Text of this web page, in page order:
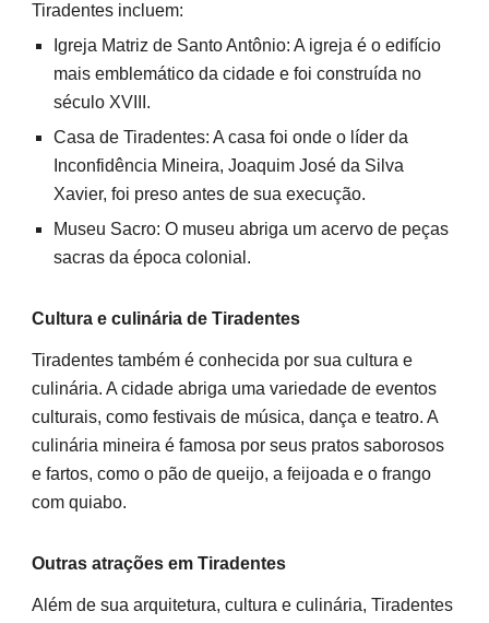
Tiradentes incluem:
Igreja Matriz de Santo Antônio: A igreja é o edifício
mais emblemático da cidade e foi construída no
século XVIII.
Casa de Tiradentes: A casa foi onde o líder da
Inconfidência Mineira, Joaquim José da Silva
Xavier, foi preso antes de sua execução.
Museu Sacro: O museu abriga um acervo de peças
sacras da época colonial.
Cultura e culinária de Tiradentes
Tiradentes também é conhecida por sua cultura e
culinária. A cidade abriga uma variedade de eventos
culturais, como festivais de música, dança e teatro. A
culinária mineira é famosa por seus pratos saborosos
e fartos, como o pão de queijo, a feijoada e o frango
com quiabo.
Outras atrações em Tiradentes
Além de sua arquitetura, cultura e culinária, Tiradentes